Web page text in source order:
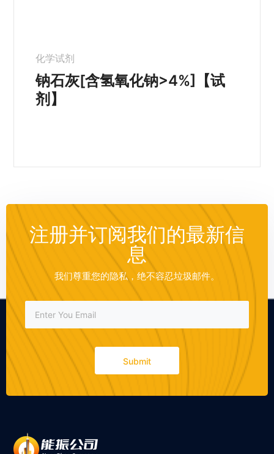
化学试剂
钠石灰[含氢氧化钠>4%]【试
剂】
注册并订阅我们的最新信
息
我们尊重您的隐私，绝不容忍垃圾邮件。
Submit